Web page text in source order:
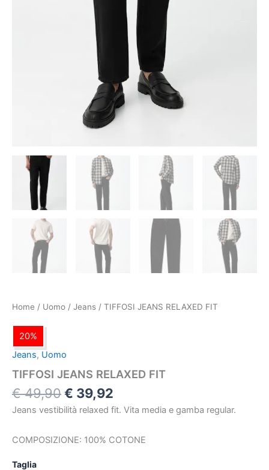
Home / Uomo / Jeans / TIFFOSI JEANS RELAXED FIT
20%
Jeans, Uomo
TIFFOSI JEANS RELAXED FIT
€49,90€ 39,92
Jeans vestibilità relaxed fit. Vita media e gamba regular.
COMPOSIZIONE: 100% COTONE
Taglia